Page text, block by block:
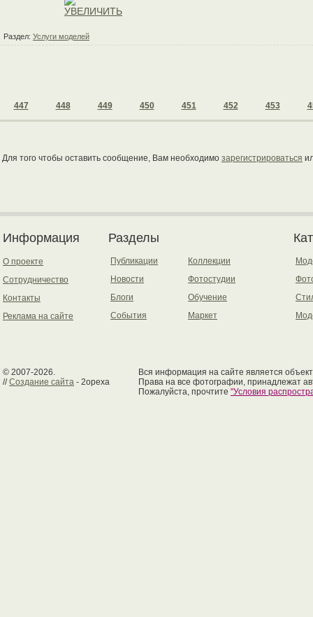
Раздел: Услуги моделей
447 448 449 450 451 452 453
Для того чтобы оставить сообщение, Вам необходимо зарегистрироваться
Информация
О проекте
Сотрудничество
Контакты
Реклама на сайте
Разделы
Публикации
Новости
Блоги
События
Коллекции
Фотостудии
Обучение
Маркет
© 2007-2026.
//Создание сайта - 2opexa
Вся информация на сайте является
Права на все фотографии, принадлежат
Пожалуйста, прочтите "Условия